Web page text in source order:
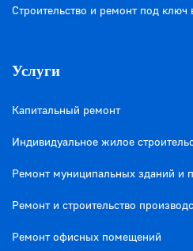
Строительство и ремонт под
Услуги
Капитальный ремонт
Индивидуальное жилое
Ремонт муниципальных зданий и
Ремонт и строительство
Ремонт офисных помещений